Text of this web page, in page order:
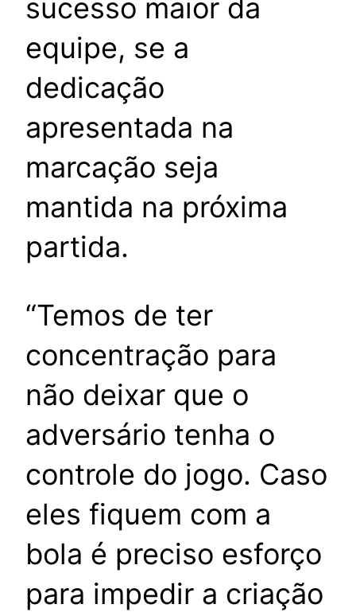
sucesso maior da
equipe, se a
dedicação
apresentada na
marcação seja
mantida na próxima
partida.
“Temos de ter
concentração para
não deixar que o
adversário tenha o
controle do jogo. Caso
eles fiquem com a
bola é preciso esforço
para impedir a criação